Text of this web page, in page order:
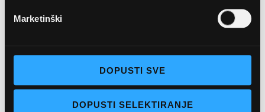
Marketinški
DOPUSTI SVE
DOPUSTI SELEKTIRANJE
Pon - pet: 07 - 21h,